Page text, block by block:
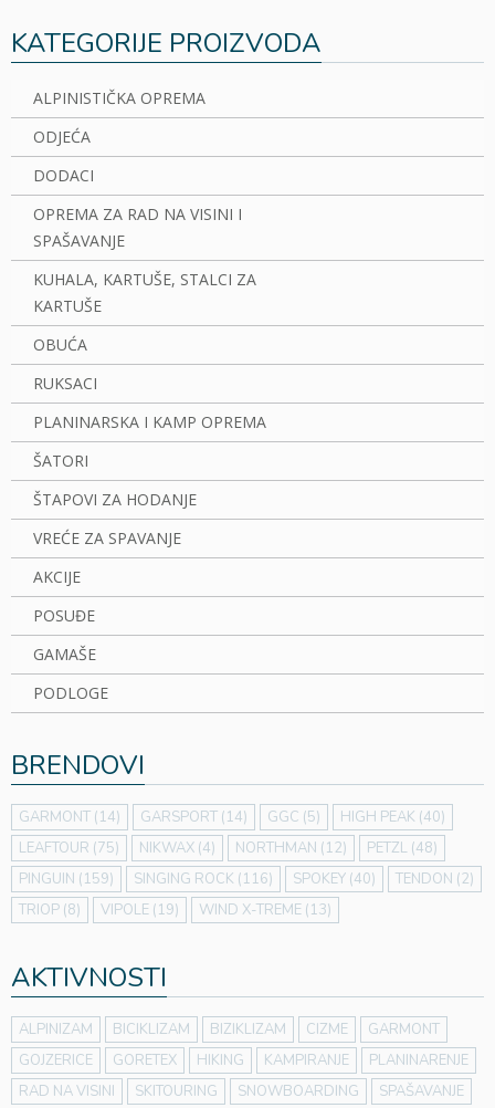
KATEGORIJE PROIZVODA
ALPINISTIČKA OPREMA
ODJEĆA
DODACI
OPREMA ZA RAD NA VISINI I
SPAŠAVANJE
KUHALA, KARTUŠE, STALCI ZA
KARTUŠE
OBUĆA
RUKSACI
PLANINARSKA I KAMP OPREMA
ŠATORI
ŠTAPOVI ZA HODANJE
VREĆE ZA SPAVANJE
AKCIJE
POSUĐE
GAMAŠE
PODLOGE
BRENDOVI
GARMONT (14) GARSPORT (14) GGC (5) HIGH PEAK (40)
LEAFTOUR (75) NIKWAX (4) NORTHMAN (12) PETZL (48)
PINGUIN (159) SINGING ROCK (116) SPOKEY (40) TENDON (2)
TRIOP (8) VIPOLE (19) WIND X-TREME (13)
AKTIVNOSTI
ALPINIZAM BICIKLIZAM BIZIKLIZAM CIZME
GARMONT
GOJZERICE
GORETEX HIKING KAMPIRANJE
PLANINARENJE
RAD NA VISINI
SKITOURING SNOWBOARDING SPAŠAVANJE